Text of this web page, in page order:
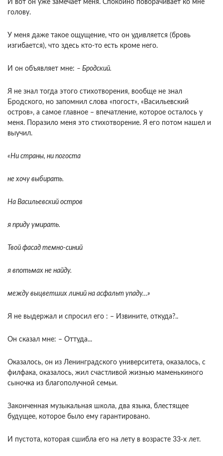
И вот он уже замечает меня. Спокойно поворачивает ко мне
голову.
У меня даже такое ощущение, что он удивляется (бровь
изгибается), что здесь кто-то есть кроме него.
И он объявляет мне: – Бродский.
Я не знал тогда этого стихотворения, вообще не знал
Бродского, но запомнил слова «погост», «Васильевский
остров», а самое главное – впечатление, которое осталось у
меня. Поразило меня это стихотворение. Я его потом нашел и
выучил.
«Ни страны, ни погоста
не хочу выбирать.
На Васильевский остров
я приду умирать.
Твой фасад темно-синий
я впотьмах не найду.
между выцветших линий на асфальт упаду…»
Я не выдержал и спросил его : – Извините, откуда?..
Он сказал мне: – Оттуда...
Оказалось, он из Ленинградского университета, оказалось, с
филфака, оказалось, жил счастливой жизнью маменькиного
сыночка из благополучной семьи.
Законченная музыкальная школа, два языка, блестящее
будущее, которое было ему гарантировано.
И пустота, которая сшибла его на лету в возрасте 33-х лет.